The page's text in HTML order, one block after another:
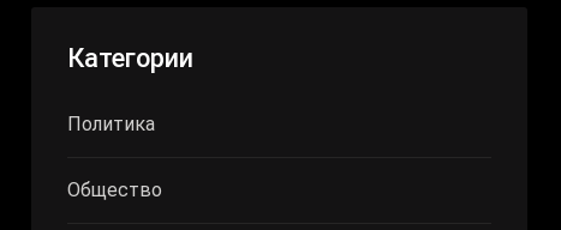
Категории
Политика
Общество